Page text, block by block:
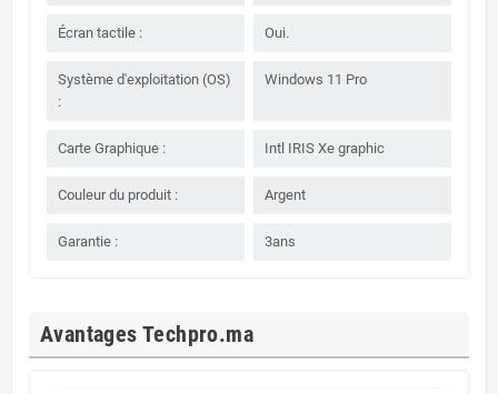
Écran tactile : Oui.
Système d'exploitation (OS)
:
Windows 11 Pro
Carte Graphique : Intl IRIS Xe graphic
Couleur du produit : Argent
Garantie : 3ans
Avantages Techpro.ma